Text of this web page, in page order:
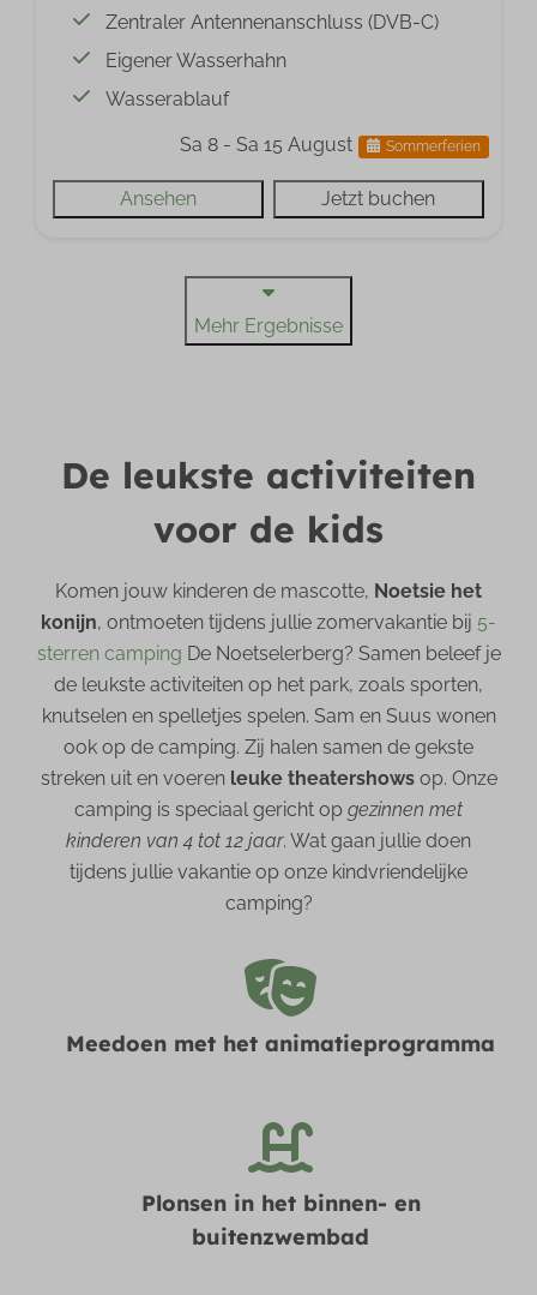
Zentraler Antennenanschluss (DVB-C)
Eigener Wasserhahn
Wasserablauf
Sa 8 - Sa 15 August
Sommerferien
Ansehen Jetzt buchen
Mehr Ergebnisse
De leukste activiteiten
voor de kids
Komen jouw kinderen de mascotte, Noetsie het
konijn, ontmoeten tijdens jullie zomervakantie bij 5-
sterren camping De Noetselerberg? Samen beleef je
de leukste activiteiten op het park, zoals sporten,
knutselen en spelletjes spelen. Sam en Suus wonen
ook op de camping. Zij halen samen de gekste
streken uit en voeren leuke theatershowsop. Onze
camping is speciaal gericht op gezinnen met
kinderen van 4 tot 12 jaar. Wat gaan jullie doen
tijdens jullie vakantie op onze kindvriendelijke
camping?
Meedoen met het animatieprogramma
Plonsen in het binnen- en
buitenzwembad